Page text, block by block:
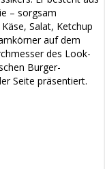
– sorgsam
Salat, Ketchup
auf dem
des Look-
Burger-
Seite präsentiert.